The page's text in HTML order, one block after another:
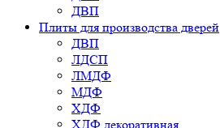
ДВП
Плиты для производства дверей
ДВП
ЛДСП
ЛМДФ
МДФ
ХДФ
ХДФ декоративная